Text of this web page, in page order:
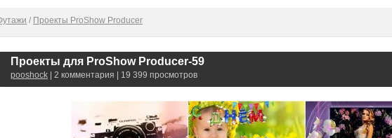
/ Проекты ProShow Producer
Проекты для ProShow Producer-59
pooshock | 2 комментария | 19 399 просмотров